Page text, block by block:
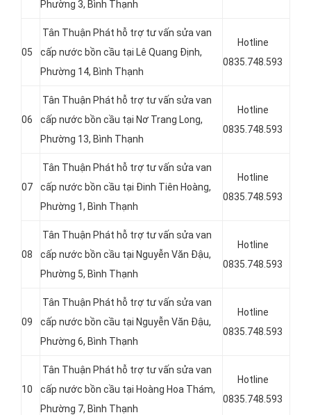
Phường 3, Bình Thạnh
05
Tân Thuận Phát hỗ trợ tư vấn sửa van
cấp nước bồn cầu tại Lê Quang Định,
Phường 14, Bình Thạnh
Hotline
0835.748.593
06
Tân Thuận Phát hỗ trợ tư vấn sửa van
cấp nước bồn cầu tại Nơ Trang Long,
Phường 13, Bình Thạnh
Hotline
0835.748.593
07
Tân Thuận Phát hỗ trợ tư vấn sửa van
cấp nước bồn cầu tại Đinh Tiên Hoàng,
Phường 1, Bình Thạnh
Hotline
0835.748.593
08
Tân Thuận Phát hỗ trợ tư vấn sửa van
cấp nước bồn cầu tại Nguyễn Văn Đậu,
Phường 5, Bình Thạnh
Hotline
0835.748.593
09
Tân Thuận Phát hỗ trợ tư vấn sửa van
cấp nước bồn cầu tại Nguyễn Văn Đậu,
Phường 6, Bình Thạnh
Hotline
0835.748.593
10
Tân Thuận Phát hỗ trợ tư vấn sửa van
cấp nước bồn cầu tại Hoàng Hoa Thám,
Phường 7, Bình Thạnh
Hotline
0835.748.593